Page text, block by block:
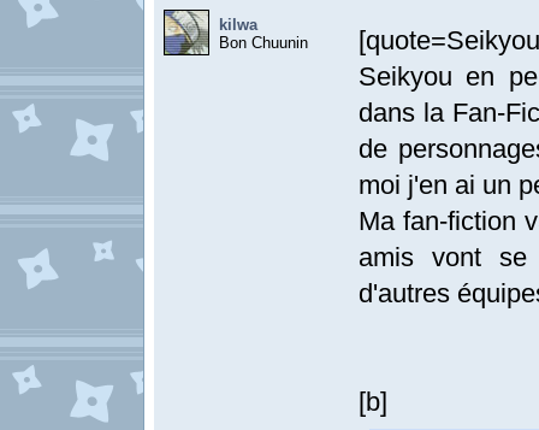
kilwa
Bon Chuunin
Seikyou en
dans la Fan-
de
moi j'en ai un
Ma fan-fiction
amis vont se
d'autres
[b]